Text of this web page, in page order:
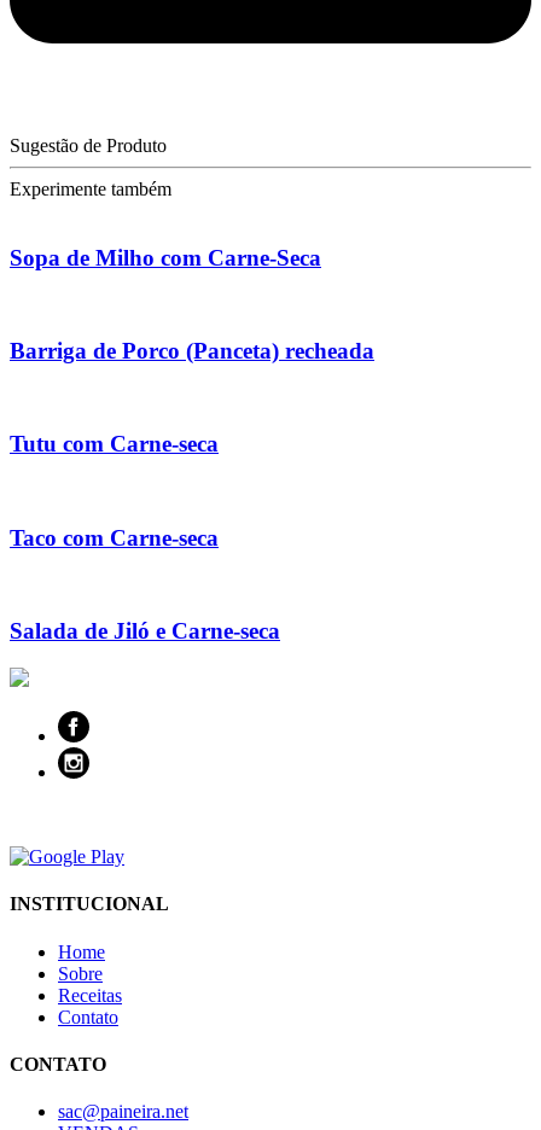
Sugestão de Produto
Experimente também
Sopa de Milho com Carne-Seca
Barriga de Porco (Panceta) recheada
Tutu com Carne-seca
Taco com Carne-seca
Salada de Jiló e Carne-seca
INSTITUCIONAL
Home
Sobre
Receitas
Contato
CONTATO
sac@paineira.net